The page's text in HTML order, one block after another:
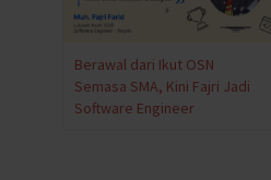
Berawal dari Ikut OSN
Semasa SMA, Kini Fajri Jadi
Software Engineer